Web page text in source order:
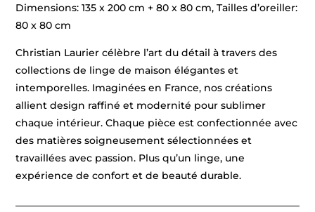
Dimensions: 135 x 200 cm + 80 x 80 cm, Tailles d’oreiller:
80 x 80 cm
Christian Laurier célèbre l’art du détail à travers des
collections de linge de maison élégantes et
intemporelles. Imaginées en France, nos créations
allient design raffiné et modernité pour sublimer
chaque intérieur. Chaque pièce est confectionnée avec
des matières soigneusement sélectionnées et
travaillées avec passion. Plus qu’un linge, une
expérience de confort et de beauté durable.